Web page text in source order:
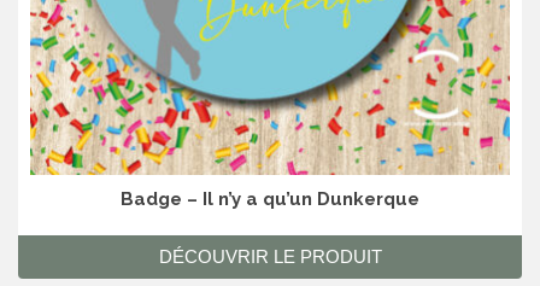
Badge – Il n’y a qu’un Dunkerque
DÉCOUVRIR LE PRODUIT